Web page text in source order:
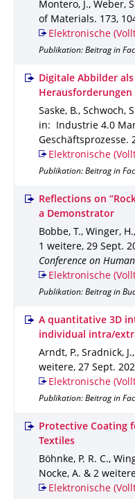
Montero, J., Weber,
of Materials. 173,
Elektronische
Publikation: Beitrag in
Digitale Abbilder
Saske, B., Schwoch,
in: Industrie 4.0
Geschäftsprozesse.
Elektronische
Publikation: Beitrag in
Reflections on
a Demonstrator
Bobbe, T., Winger,
1 weitere, 29 Sept.
Conference on
Elektronische
Publikation: Beitrag in
A quantitative 3D
individual intra/
Arndt, P., Sradnick,
weitere, 27 Sept.
Elektronische
Publikation: Beitrag in
Protective Coating
Textiles
Böhnke, P. R. C.,
Nocke, A. & 2
Elektronische